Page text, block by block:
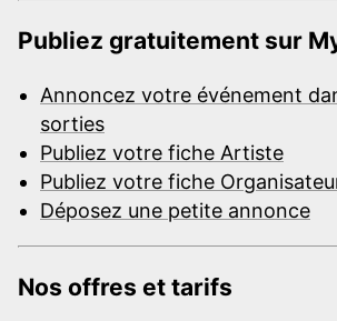
Publiez gratuitement sur
Annoncez votre événement
sorties
Publiez votre fiche Artiste
Publiez votre fiche
Déposez une petite annonce
Nos offres et tarifs